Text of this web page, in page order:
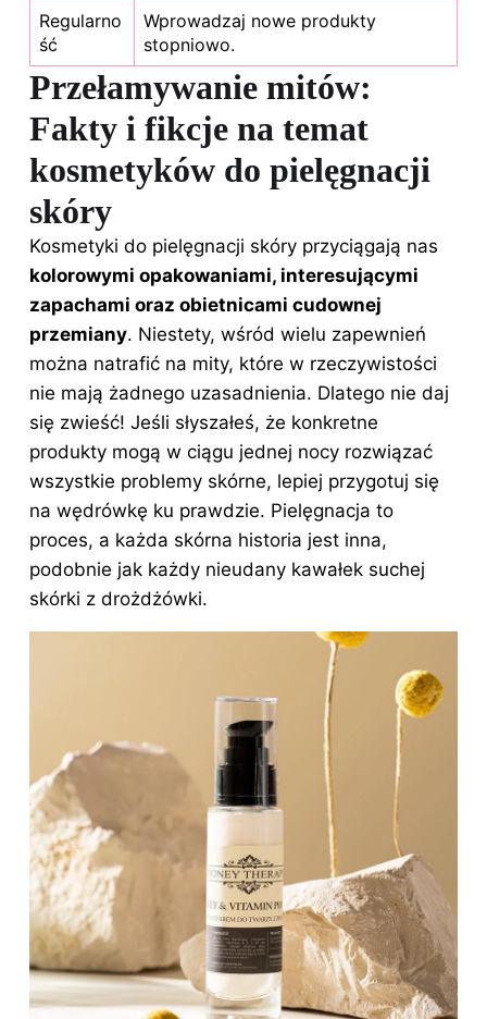
Regularno
ść
Wprowadzaj nowe produkty
stopniowo.
Przełamywanie mitów:
Fakty i fikcje na temat
kosmetyków do pielęgnacji
skóry
Kosmetyki do pielęgnacji skóry przyciągają nas
kolorowymi opakowaniami, interesującymi
zapachami oraz obietnicami cudownej
przemiany. Niestety, wśród wielu zapewnień
można natrafić na mity, które w rzeczywistości
nie mają żadnego uzasadnienia. Dlatego nie daj
się zwieść! Jeśli słyszałeś, że konkretne
produkty mogą w ciągu jednej nocy rozwiązać
wszystkie problemy skórne, lepiej przygotuj się
na wędrówkę ku prawdzie. Pielęgnacja to
proces, a każda skórna historia jest inna,
podobnie jak każdy nieudany kawałek suchej
skórki z drożdżówki.